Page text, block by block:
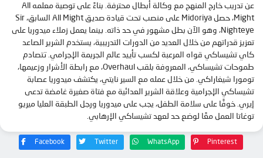
الحلقة 16
الحلقة 17
الحلقة 18
الحلقة 19
الحلقة 20
الحلقة 21
الحلقة 22
الحلقة 23
عن تدريب خارج المنهج مع وكالة أبطال محترفة. بناءً على توصية معلمه All
Might، حصل Midoriya على منصب تحت قيادة صديق All Might السابق، Sir
Nighteye، وهو الآن بطل مشهور في حد ذاته. بينما يعمل زملاء ميدوريا على
تعزيز قدراتهم من خلال العديد من الدورات التدريبية، يستخدم الشرير الصاعد
كاي تشيساكي قواه المرعبة لكسب تأييد عالم الجريمة الإجرامي. تتصادم
طموحات تشيساكي، المعروفة بلقب Overhaul، مع رابطة الأشرار وزعيمها،
تومورا شيغاراكي. من خلال عمله مع السير نايتي، يكتشف ميدوريا عصابة
تشيساكي الإجرامية وعلاقة الشرير العدائية مع فتاة صغيرة غامضة تدعى
إيري. خوفًا على سلامة الطفل، يجب على ميدوريا ورجل الطبقة العليا ميريو
توغاتا العمل معًا لوضع حد لعهد تشيساكي الإرهابي.
Facebook Twitter WhatsApp Pinterest